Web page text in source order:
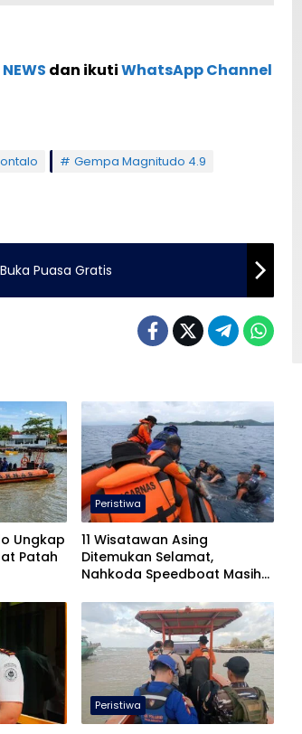
dan ikutiWhatsApp Channel
Gempa Magnitudo 4.9
Puasa Gratis
Ungkap
Patah
Peristiwa
11 Wisatawan Asing
Ditemukan Selamat,
Nahkoda Speedboat Masih
Peristiwa